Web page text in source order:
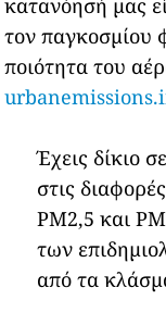
κατανόησή μας
τον παγκοσμίου
ποιότητα του
Έχεις δίκιο
στις
PM2,5 και
των
από τα